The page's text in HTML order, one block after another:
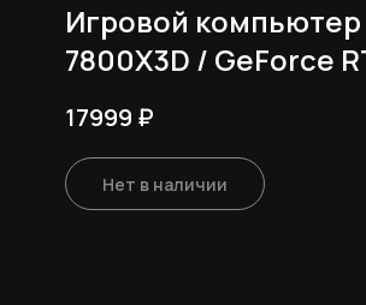
Игровой компьютер
7800X3D / GeForce
17999 ₽
Нет в наличии